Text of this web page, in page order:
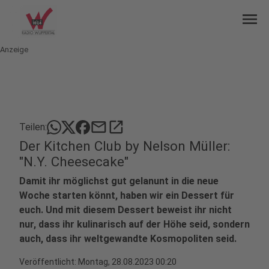
menu
Anzeige
Teilen: mailopen_in_new
Der Kitchen Club by Nelson Müller:
"N.Y. Cheesecake"
Damit ihr möglichst gut gelanunt in die neue
Woche starten könnt, haben wir ein Dessert für
euch. Und mit diesem Dessert beweist ihr nicht
nur, dass ihr kulinarisch auf der Höhe seid, sondern
auch, dass ihr weltgewandte Kosmopoliten seid.
Veröffentlicht: Montag, 28.08.2023 00:20